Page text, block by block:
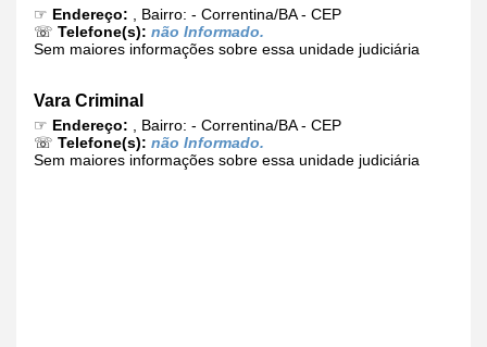
☞ Endereço: , Bairro: - Correntina/BA - CEP
☏ Telefone(s): não Informado.
Sem maiores informações sobre essa unidade judiciária
Vara Criminal
☞ Endereço: , Bairro: - Correntina/BA - CEP
☏ Telefone(s): não Informado.
Sem maiores informações sobre essa unidade judiciária